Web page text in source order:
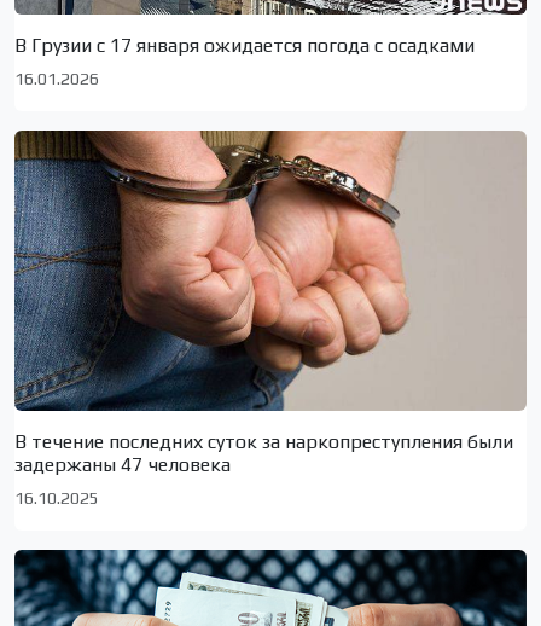
В Грузии с 17 января ожидается погода с осадками
16.01.2026
В течение последних суток за наркопреступления были
задержаны 47 человека
16.10.2025